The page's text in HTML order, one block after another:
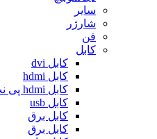
سایر
شارژر
فن
کابل
کابل dvi
کابل hdmi
کابل hdmi پی نت گلد
کابل usb
کابل برق
کابل برق